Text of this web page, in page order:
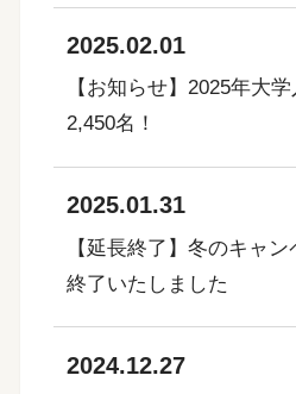
2025.02.01
【お知らせ】2025年大
2,450名！
2025.01.31
【延長終了】冬のキャ
終了いたしました
2024.12.27